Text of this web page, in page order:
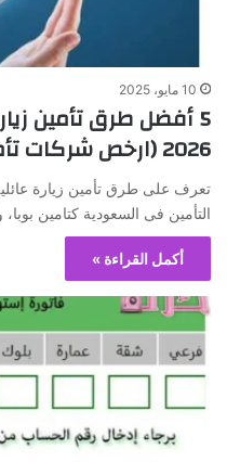
10 مايو، 2025
5 أفضل طرق تأمين
2026 (ارخص شركات تأمين زيارة عائلية)
تعرف على طرق تأمين زيارة
التأمين فى السعودية كتامين
أكمل القراءة »